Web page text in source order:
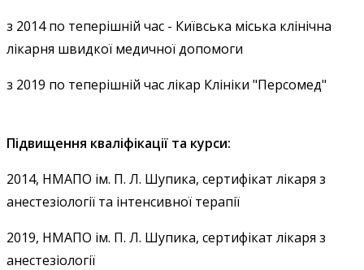
з 2014 по теперішній час - Київська міська клінічна
лікарня швидкої медичної допомоги
з 2019 по теперішній час лікар Клініки "Персомед"
Підвищення кваліфікації та курси:
2014, НМАПО ім. П. Л. Шупика, сертифікат лікаря з
анестезіології та інтенсивної терапії
2019, НМАПО ім. П. Л. Шупика, сертифікат лікаря з
анестезіології